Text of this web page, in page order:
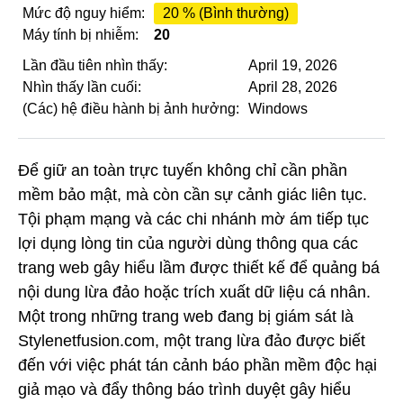
Mức độ nguy hiểm:
20 % (Bình thường)
Máy tính bị nhiễm:
20
Lần đầu tiên nhìn thấy:
April 19, 2026
Nhìn thấy lần cuối:
April 28, 2026
(Các) hệ điều hành bị ảnh hưởng:
Windows
Để giữ an toàn trực tuyến không chỉ cần phần
mềm bảo mật, mà còn cần sự cảnh giác liên tục.
Tội phạm mạng và các chi nhánh mờ ám tiếp tục
lợi dụng lòng tin của người dùng thông qua các
trang web gây hiểu lầm được thiết kế để quảng bá
nội dung lừa đảo hoặc trích xuất dữ liệu cá nhân.
Một trong những trang web đang bị giám sát là
Stylenetfusion.com, một trang lừa đảo được biết
đến với việc phát tán cảnh báo phần mềm độc hại
giả mạo và đẩy thông báo trình duyệt gây hiểu